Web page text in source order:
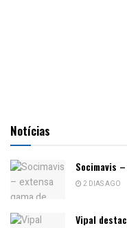
Notícias
Socimavis
2 DIAS AGO
Vipal